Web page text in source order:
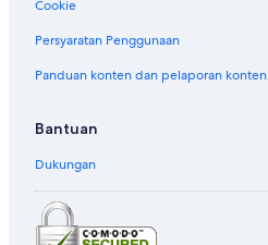
Cookie
Persyaratan Penggunaan
Panduan konten dan pelaporan konten
Bantuan
Dukungan